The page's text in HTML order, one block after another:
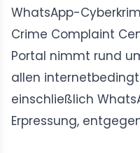
WhatsApp-
Crime Complaint
Portal nimmt rund
allen
einschließlich
Erpressung,